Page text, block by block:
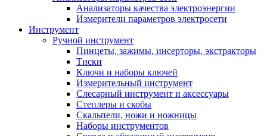
Анализаторы качества электроэнергии
Измерители параметров электросети
Инструмент
Ручной инструмент
Пинцеты, зажимы, инсерторы, экстракторы
Тиски
Ключи и наборы ключей
Измерительный инструмент
Слесарный инструмент и аксессуары
Степлеры и скобы
Скальпели, ножи и ножницы
Наборы инструментов